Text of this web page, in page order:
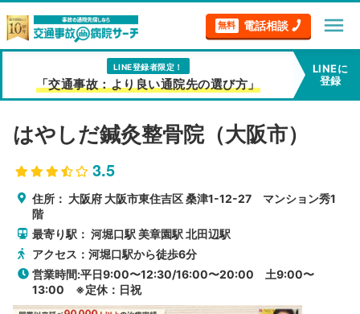
無料 電話相談 menu
LINE登録者限定！
「交通事故：より良い通院先の選び方」
LINEに
登録
はやしだ鍼灸整骨院（大阪市）
3.5
住所： 大阪府 大阪市東住吉区桑津1-12-27 マンション秀1
階
最寄り駅：河堀口駅 美章園駅 北田辺駅
アクセス：河堀口駅から徒歩6分
営業時間:平日9:00〜12:30/16:00〜20:00 土9:00〜
13:00 ※定休：日祝